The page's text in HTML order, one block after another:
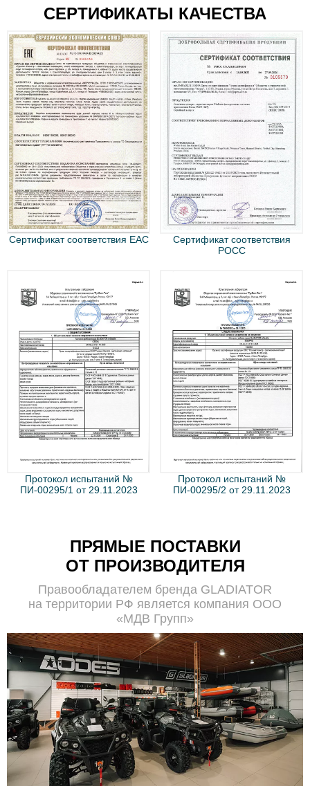
СЕРТИФИКАТЫ КАЧЕСТВА
Сертификат соответствия EAC
Сертификат соответствия
РОСС
Протокол испытаний №
ПИ-00295/1 от 29.11.2023
Протокол испытаний №
ПИ-00295/2 от 29.11.2023
ПРЯМЫЕ ПОСТАВКИ
ОТ ПРОИЗВОДИТЕЛЯ
Правообладателем бренда GLADIATOR
на территории РФ является компания ООО
«МДВ Групп»